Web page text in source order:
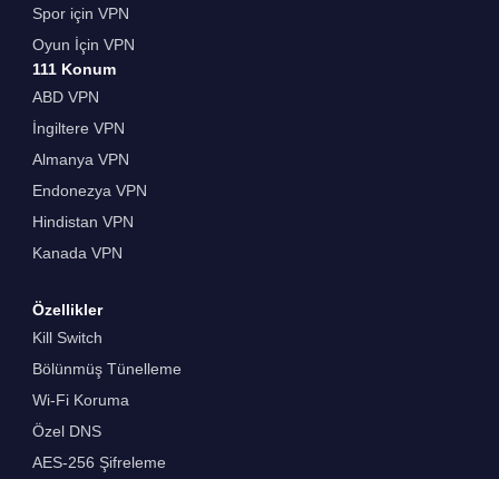
Spor için VPN
Oyun İçin VPN
111 Konum
ABD VPN
İngiltere VPN
Almanya VPN
Endonezya VPN
Hindistan VPN
Kanada VPN
Özellikler
Kill Switch
Bölünmüş Tünelleme
Wi-Fi Koruma
Özel DNS
AES-256 Şifreleme